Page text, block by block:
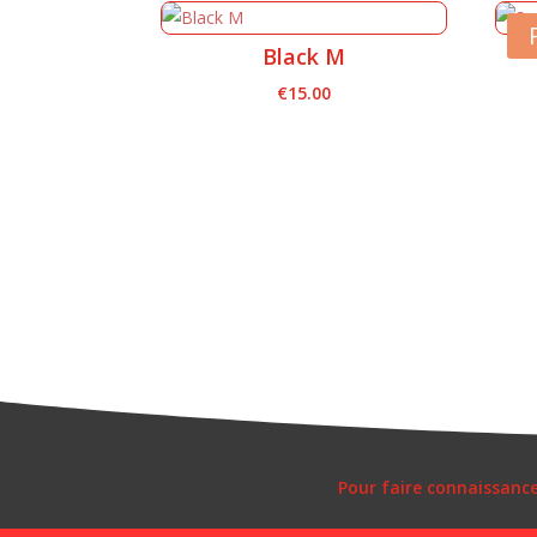
Black M
€15.00
Pour faire